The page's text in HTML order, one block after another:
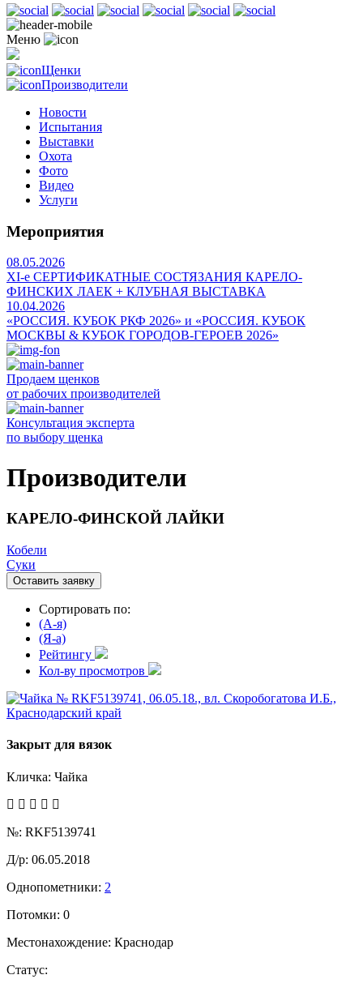
Меню
Щенки
Производители
Новости
Испытания
Выставки
Охота
Фото
Видео
Услуги
Мероприятия
08.05.2026
ХI-е СЕРТИФИКАТНЫЕ СОСТЯЗАНИЯ КАРЕЛО-
ФИНСКИХ ЛАЕК + КЛУБНАЯ ВЫСТАВКА
10.04.2026
«РОССИЯ. КУБОК РКФ 2026» и «РОССИЯ. КУБОК
МОСКВЫ & КУБОК ГОРОДОВ-ГЕРОЕВ 2026»
Продаем щенков
от рабочих производителей
Консультация эксперта
по выбору щенка
Производители
КАРЕЛО-ФИНСКОЙ ЛАЙКИ
Кобели
Суки
Оставить заявку
Сортировать по:
(A-я)
(Я-а)
Рейтингу
Кол-ву просмотров
Закрыт для вязок
Кличка: Чайка
№: RKF5139741
Д/р: 06.05.2018
Однопометники: 2
Потомки: 0
Местонахождение: Краснодар
Статус: